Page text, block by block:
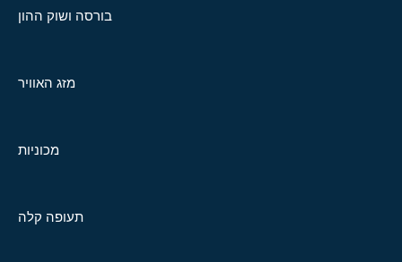
בורסה ושוק ההון
מזג האוויר
מכוניות
תעופה קלה